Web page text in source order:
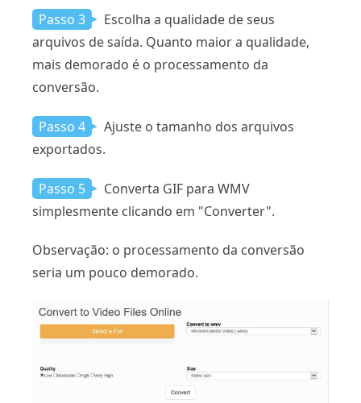
Passo 3
Escolha a qualidade de seus
arquivos de saída. Quanto maior a qualidade,
mais demorado é o processamento da
conversão.
Passo 4
Ajuste o tamanho dos arquivos
exportados.
Passo 5
Converta GIF para WMV
simplesmente clicando em "Converter".
Observação: o processamento da conversão
seria um pouco demorado.